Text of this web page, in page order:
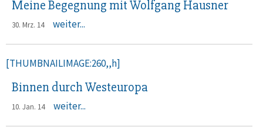
Meine Begegnung mit Wolfgang Hausner
30. Mrz. 14 weiter...
[THUMBNAILIMAGE:260,,h]
Binnen durch Westeuropa
10. Jan. 14 weiter...